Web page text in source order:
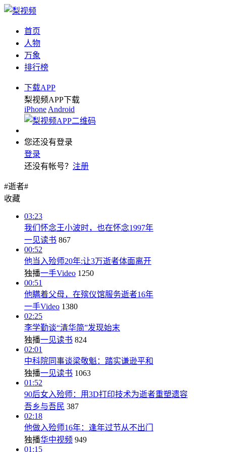
首页
人物
万象
排行榜
下载APP
梨视频APP下载
iPhone Android
您还没有登录
登录
还没有帐号？ 注册
#逝者#
收藏
03:23
我们怀念王小波时，也在怀念1997年
一见读书 867
00:52
他当入殓师20年:让3万逝者体面离开
独播一手Video 1250
00:51
他瞒着父母，在殡仪馆服务逝者16年
一手Video 1380
02:25
李学勤谈“清华简”发现始末
独播一见读书 824
02:01
中科院同事谈梁敬魁：踏实谦逊平和
独播一见读书 1063
01:52
90后女入殓师：用3D打印技术为逝者重塑遗容
吾乡与吾民 387
02:18
他做入殓师16年：逢年过节从不出门
独播华中视频 949
01:15